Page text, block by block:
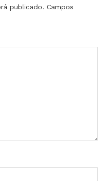
publicado. Campos